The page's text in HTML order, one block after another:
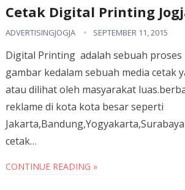
Cetak Digital Printing
ADVERTISINGJOGJA SEPTEMBER 11, 2015
Digital Printing adalah sebuah proses
gambar kedalam sebuah media cetak
atau dilihat oleh masyarakat
reklame di kota kota besar seperti
cetak…
CONTINUE READING »